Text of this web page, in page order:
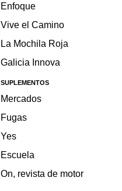
Enfoque
Vive el Camino
La Mochila Roja
Galicia Innova
SUPLEMENTOS
Mercados
Fugas
Yes
Escuela
On, revista de motor